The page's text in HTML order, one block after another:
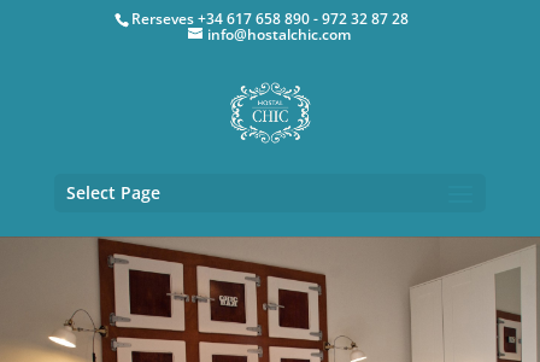
Rerseves +34 617 658 890 - 972 32 87 28
info@hostalchic.com
Select Page